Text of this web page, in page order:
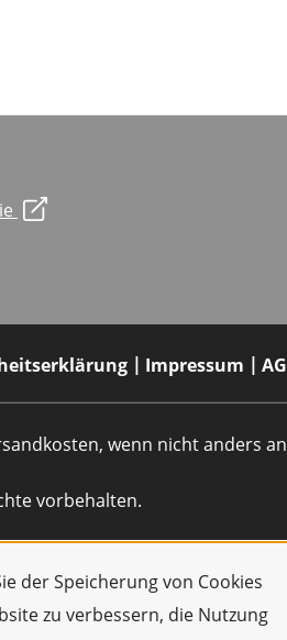
der Speicherung von Cookies
zu verbessern, die Nutzung
Impressum
wenn nicht anders
vorbehalten.